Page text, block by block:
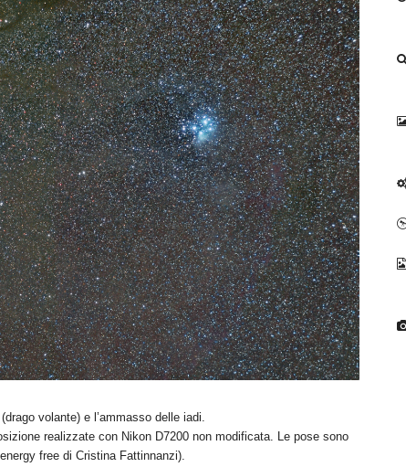
volante) e l’ammasso delle iadi.
realizzate con Nikon D7200 non modificata. Le pose sono
free di Cristina Fattinnanzi).